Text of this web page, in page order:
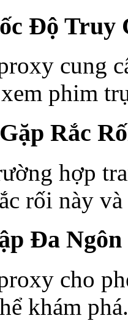
Độ Truy
cung
phim
Rắc
hợp
rối này
Đa Ngôn
cho
khám phá.